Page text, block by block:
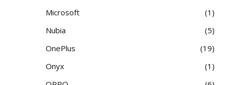
Microsoft
1
Nubia
5
OnePlus
19
Onyx
1